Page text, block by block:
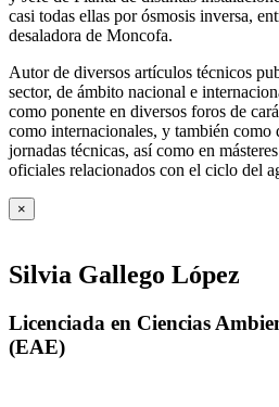
casi todas ellas por ósmosis inversa,
desaladora de Moncofa.
Autor de diversos artículos técnicos
sector, de ámbito nacional e
como ponente en diversos foros de
como internacionales, y también como
jornadas técnicas, así como en
oficiales relacionados con el ciclo del
×
Silvia Gallego López
Licenciada en Ciencias
(EAE)